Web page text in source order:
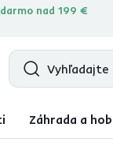
nad 199 €
211overených
Záhrada a